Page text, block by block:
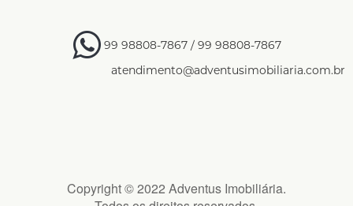
99 98808-7867 / 99 98808-7867
atendimento@adventusimobiliaria.com.br
Copyright © 2022 Adventus Imobiliária.